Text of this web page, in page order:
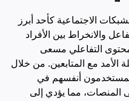
الاجتماعية كأحد أبرز
والانخراط بين الأفراد
التفاعلي مسعى
الأمد مع المتابعين. من خلال
أنفسهم في
المنصات، مما يؤدي إلى